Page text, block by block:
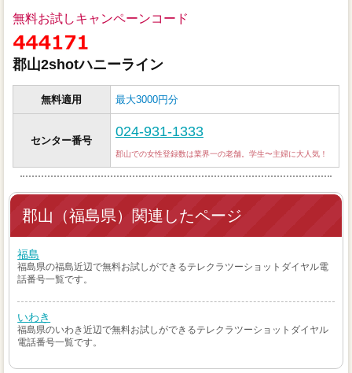
無料お試しキャンペーンコード
郡山2shotハニーライン
無料適用 最大3000円分
センター番号
024-931-1333
郡山での女性登録数は業界一の老舗。学生〜主婦に大人気！
郡山（福島県）関連したページ
福島
福島県の福島近辺で無料お試しができるテレクラツーショットダイヤル電
話番号一覧です。
いわき
福島県のいわき近辺で無料お試しができるテレクラツーショットダイヤル
電話番号一覧です。